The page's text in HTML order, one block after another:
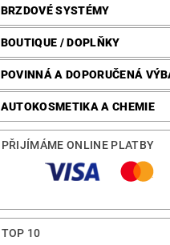
BRZDOVÉ SYSTÉMY
BOUTIQUE / DOPLŇKY
POVINNÁ A DOPORUČENÁ
AUTOKOSMETIKA A CHEMIE
PŘIJÍMÁME ONLINE PLATBY
TOP 10